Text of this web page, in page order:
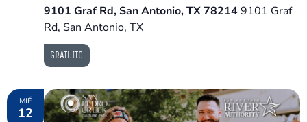
9101 Graf Rd, San Antonio, TX 782149101 Graf
Rd, San Antonio, TX
GRATUITO
MIÉ
12